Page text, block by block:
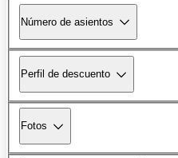
Número de asientos
Perfil de descuento
Fotos